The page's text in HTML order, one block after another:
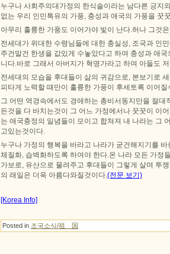
누구나 사회주의대가정의 한식솔이라는 남다른 긍지
없는 우리 인민특유의 가풍, 충성과 애국의 가풍을 꿋
아무리 훌륭한 가풍도 이어가야 빛이 난다.허나 그것
전세대가 위대한 수령님들에 대한 충실성, 조국과 인
주건말건 한생을 값있게 수놓았다고 하여 충성과 애
니다.바로 그래서 아버지가 혁명가라고 하여 아들도
전세대의 모습을 후대들이 삶의 귀감으로, 본보기로
피타게 노력할 때만이 훌륭한 가풍이 후세토록 이어질
그 어떤 역경속에서도 경애하는 총비서동지만을 절
든것을 다 바치는것이 그 어느 가정에서나 꿋꿋이 이
는 애국충정의 일념들이 모이고 합쳐져 내 나라는 그
고있는것이다.
누구나 가정의 행복을 바라고 나라가 굳건해지기를
체질화, 습벽화하도록 하여야 한다.온 나라 모든 가정
가보로, 유산으로 물려주고 후대들이 그렇게 살며 투
의 래일은 더욱 아름다와질것이다.(전문 보기)
[Korea Info]
Posted in 조국소식/祖 国